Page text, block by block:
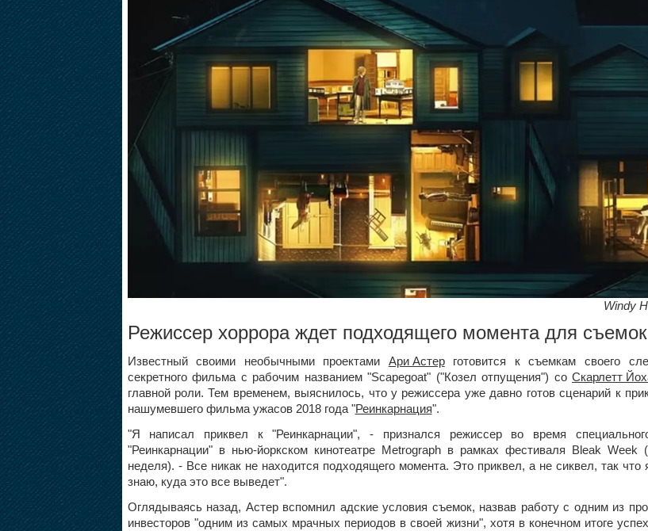
Windy
Режиссер хоррора ждет подходящего момента для съемок
Известный своими необычными проектами Ари Астерготовится к съемкам своего
секретного фильма с рабочим названием "Scapegoat" ("Козел отпущения") со Скарлетт
главной роли. Тем временем, выяснилось, что у режиссера уже давно готов сценарий к
нашумевшего фильма ужасов 2018 года "Реинкарнация".
"Я написал приквел к "Реинкарнации", - признался режиссер во время
"Реинкарнации" в нью-йоркском кинотеатре Metrograph в рамках фестиваля Bleak Week
неделя). - Все никак не находится подходящего момента. Это приквел, а не сиквел, так что
знаю, куда это все выведет".
Оглядываясь назад, Астер вспомнил адские условия съемок, назвав работу с одним из
инвесторов "одним из самых мрачных периодов в своей жизни", хотя в конечном итоге